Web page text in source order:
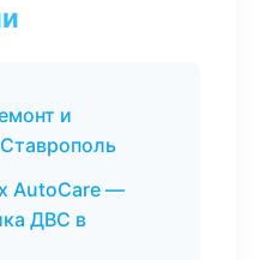
и
AutoCare —
ДВС в